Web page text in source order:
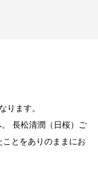
ります。
長松清潤（日桜）ご
とをありのままにお